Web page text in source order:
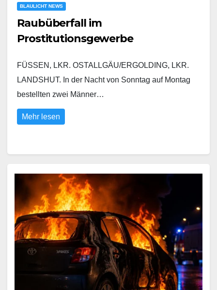
BLAULICHT NEWS
Raubüberfall im
Prostitutionsgewerbe
FÜSSEN, LKR. OSTALLGÄU/ERGOLDING, LKR.
LANDSHUT. In der Nacht von Sonntag auf Montag
bestellten zwei Männer…
Mehr lesen